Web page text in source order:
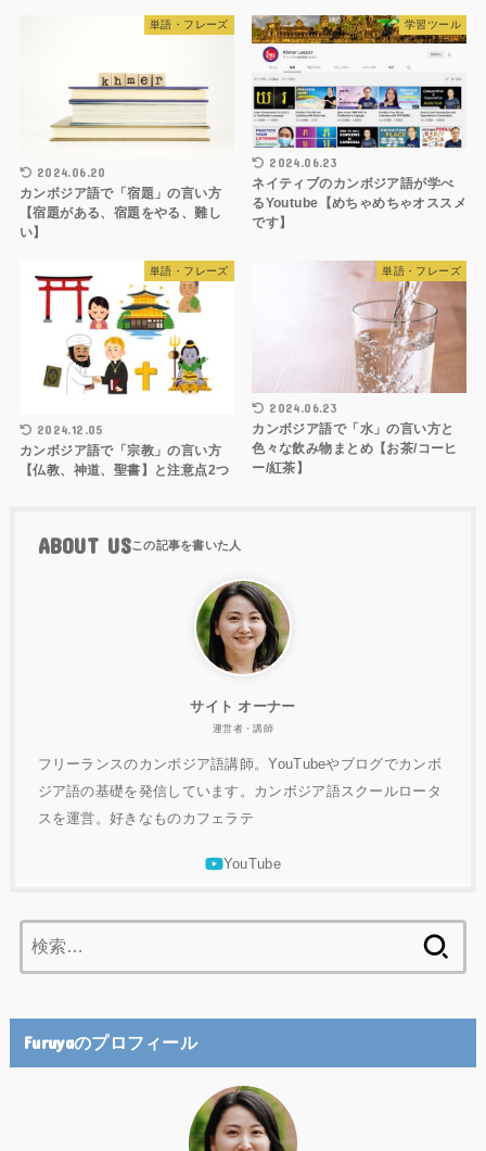
単語・フレーズ
2024.06.20
カンボジア語で「宿題」の言い方
【宿題がある、宿題をやる、難し
い】
学習ツール
2024.06.23
ネイティブのカンボジア語が学べ
るYoutube【めちゃめちゃオススメ
です】
単語・フレーズ
2024.12.05
カンボジア語で「宗教」の言い方
【仏教、神道、聖書】と注意点2つ
単語・フレーズ
2024.06.23
カンボジア語で「水」の言い方と
色々な飲み物まとめ【お茶/コーヒ
ー/紅茶】
ABOUT US
サイト オーナー
運営者・講師
フリーランスのカンボジア語講師。YouTubeやブログでカンボ
ジア語の基礎を発信しています。カンボジア語スクールロータ
スを運営。好きなものカフェラテ
索:
Furuyaのプロフィール